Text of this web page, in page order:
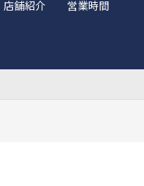
店舗紹介 営業時間